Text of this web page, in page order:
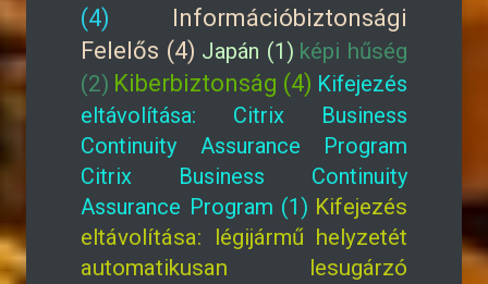
(4)
Információbiztonsági
Felelős (4) Japán (1) képi hűség
(2) Kiberbiztonság (4) Kifejezés
eltávolítása: Citrix Business
Continuity Assurance Program
Citrix Business Continuity
Assurance Program (1) Kifejezés
eltávolítása: légijármű helyzetét
automatikusan lesugárzó